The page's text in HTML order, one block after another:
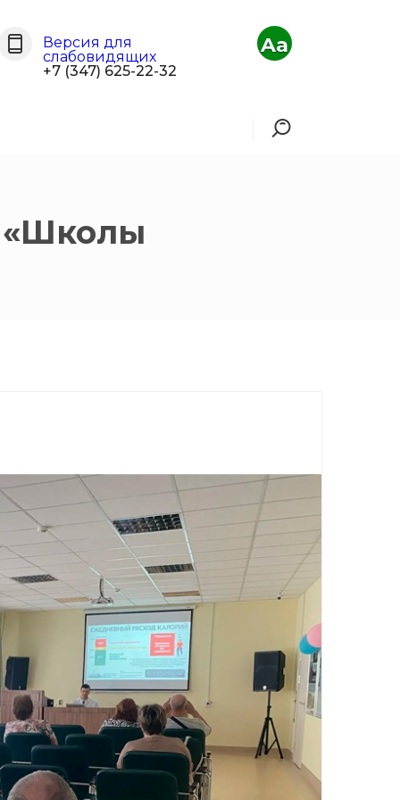
Версия для
слабовидящих
+7 (347) 625-22-32
Aa
«Школы